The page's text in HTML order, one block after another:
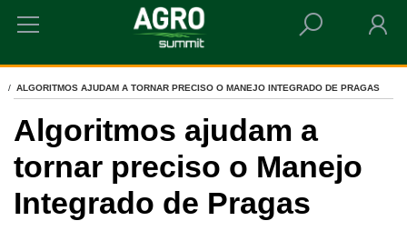
HOME
ALGORITMOS AJUDAM A TORNAR PRECISO O MANEJO INTEGRADO DE PRAGAS
Algoritmos ajudam a
tornar preciso o Manejo
Integrado de Pragas